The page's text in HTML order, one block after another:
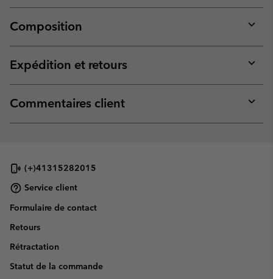
Composition
or
Expédition et retours
or
Commentaires client
or
(+)41315282015
Service client
Formulaire de contact
Retours
Rétractation
Statut de la commande